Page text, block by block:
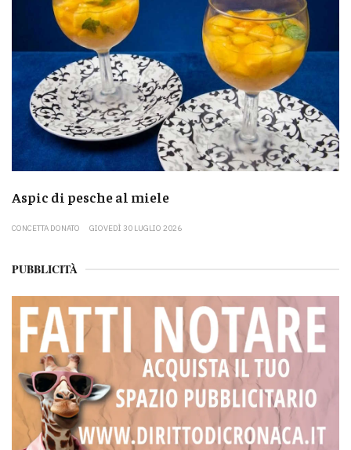
Aspic di pesche al miele
CONCETTA DONATO GIOVEDÌ 30 LUGLIO 2026
PUBBLICITÀ